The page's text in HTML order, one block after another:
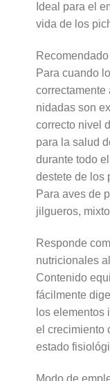
Ideal para el
vida de los
Recomendado
Para cuando
correctamente
nidadas son
correcto nivel
para la salud
durante todo
destete de los
Para aves de
jilgueros,
Responde
nutricionales
Contenido
fácilmente
los elementos
el crecimiento
estado
Modo de